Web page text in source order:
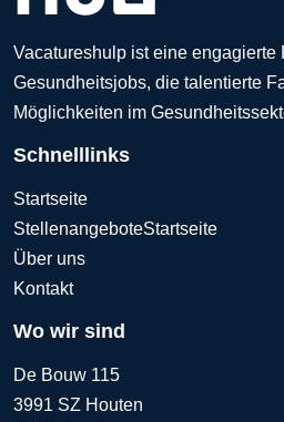
Vacatureshulp ist eine engagierte
Gesundheitsjobs, die talentierte
Möglichkeiten im
Schnelllinks
Startseite
StellenangeboteStartseite
Über uns
Kontakt
Wo wir sind
De Bouw 115
3991 SZ Houten